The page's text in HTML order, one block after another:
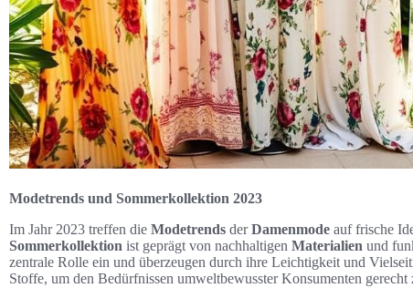
Modetrends und Sommerkollektion 2023
Im Jahr 2023 treffen die Modetrends derDamenmode auf frische
Sommerkollektion ist geprägt von nachhaltigen Materialien und
zentrale Rolle ein und überzeugen durch ihre Leichtigkeit und
Stoffe, um den Bedürfnissen umweltbewusster Konsumenten gerecht